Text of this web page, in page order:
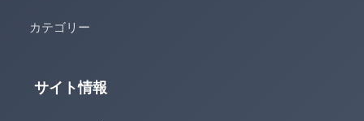
カテゴリー
サイト情報